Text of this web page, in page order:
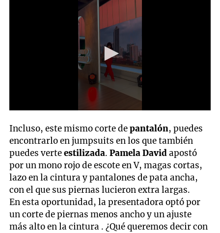
of
22
seconds
Incluso, este mismo corte depantalón, puedes
encontrarlo en jumpsuits en los que también
puedes verteestilizada.Pamela Davidapostó
por un mono rojo de escote en V, magas cortas,
lazo en la cintura y pantalones de pata ancha,
con el que sus piernas lucieron extra largas.
En esta oportunidad, la presentadora optó por
un corte de piernas menos ancho y un ajuste
más alto en la cintura . ¿Qué queremos decir con